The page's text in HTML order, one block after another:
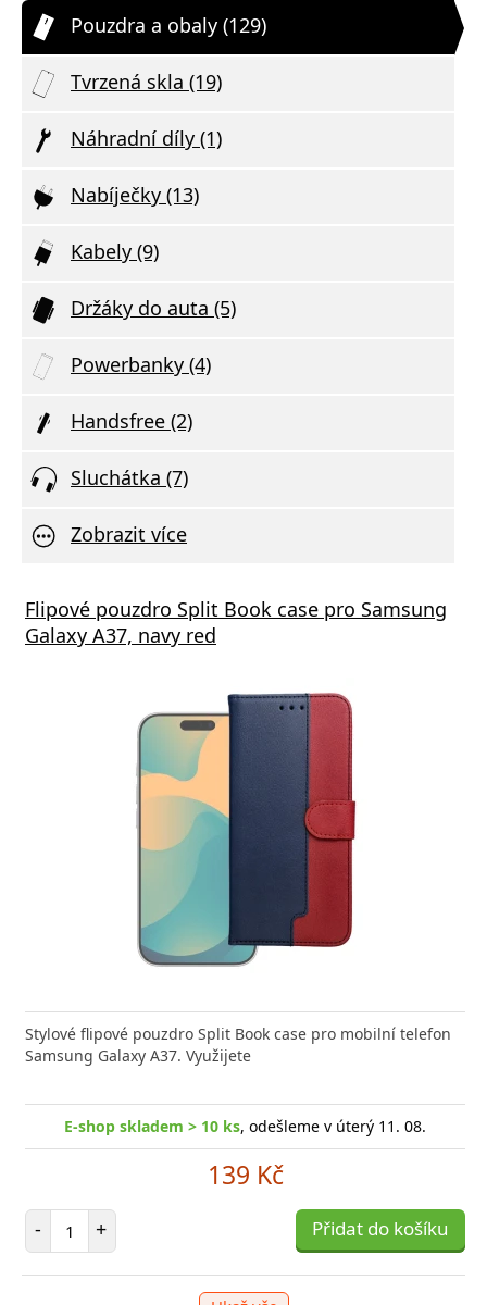
Pouzdra a obaly (129)
Tvrzená skla (19)
Náhradní díly (1)
Nabíječky (13)
Kabely (9)
Držáky do auta (5)
Powerbanky (4)
Handsfree (2)
Sluchátka (7)
Zobrazit více
Flipové pouzdro Split Book case pro Samsung
Galaxy A37, navy red
Stylové flipové pouzdro Split Book case pro mobilní telefon
Samsung Galaxy A37. Využijete
E-shop skladem > 10 ks, odešleme v úterý 11. 08.
139 Kč
- Počet položek
+ Přidat do košíku